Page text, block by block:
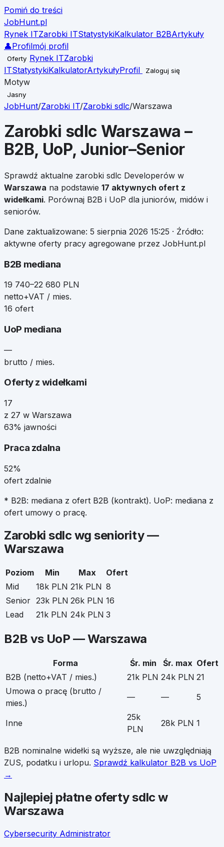
Pomiń do treści
JobHunt.pl
Rynek ITZarobki ITStatystykiKalkulator B2BArtykuły
👤Profilmój profil
Oferty Rynek ITZarobki
ITStatystykiKalkulatorArtykułyProfil Zaloguj się
Motyw
Jasny
JobHunt/Zarobki IT/Zarobki sdlc/Warszawa
Zarobki sdlc Warszawa –
B2B, UoP, Junior–Senior
Sprawdź aktualne zarobki sdlc Developerów w
Warszawa na podstawie 17 aktywnych ofert z
widełkami. Porównaj B2B i UoP dla juniorów, midów i
seniorów.
Dane zaktualizowane: 5 sierpnia 2026 15:25 · Źródło:
aktywne oferty pracy agregowane przez JobHunt.pl
B2B mediana
19 740–22 680 PLN
netto+VAT / mies.
16 ofert
UoP mediana
—
brutto / mies.
Oferty z widełkami
17
z 27 w Warszawa
63% jawności
Praca zdalna
52%
ofert zdalnie
* B2B: mediana z ofert B2B (kontrakt). UoP: mediana z
ofert umowy o pracę.
Zarobkisdlc wg seniority —
Warszawa
Poziom Min Max
Ofert
Mid
18k PLN 21k PLN 8
Senior 23k PLN 26k PLN 16
Lead
21k PLN 24k PLN 3
B2B vs UoP —Warszawa
Forma Śr. min Śr. max Ofert
B2B (netto+VAT / mies.)
21k PLN 24k PLN 21
Umowa o pracę (brutto /
mies.)
— — 5
Inne
25k
PLN
28k PLN 1
B2B nominalne widełki są wyższe, ale nie uwzględniają
ZUS, podatku i urlopu. Sprawdź kalkulator B2B vs UoP
→
Najlepiej płatne ofertysdlc w
Warszawa
Cybersecurity Administrator